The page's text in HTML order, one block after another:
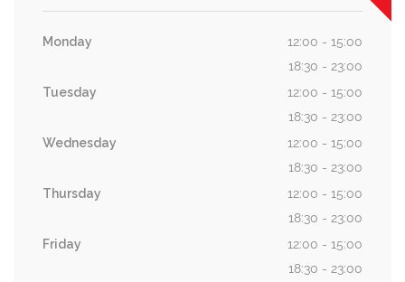
Monday
12:00 - 15:00
18:30 - 23:00
Tuesday
12:00 - 15:00
18:30 - 23:00
Wednesday
12:00 - 15:00
18:30 - 23:00
Thursday
12:00 - 15:00
18:30 - 23:00
Friday
12:00 - 15:00
18:30 - 23:00